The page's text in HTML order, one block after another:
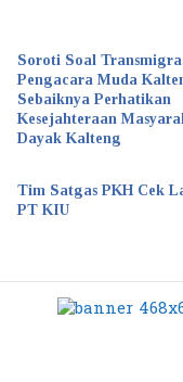
Soroti Soal
Pengacara Muda
Sebaiknya Perhatikan
Kesejahteraan
Dayak Kalteng
Tim Satgas PKH Cek
PT KIU